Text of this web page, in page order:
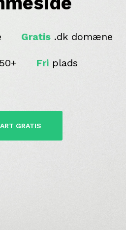
Gratis.dk domæne
Fri plads
GRATIS